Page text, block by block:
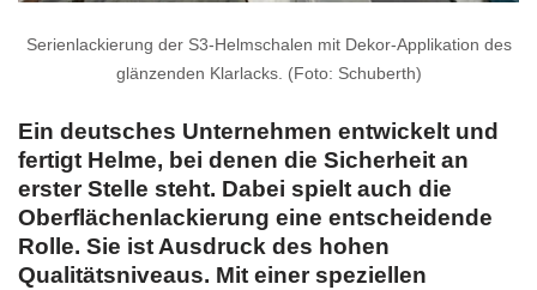
Serienlackierung der S3-Helmschalen mit Dekor-Applikation des
glänzenden Klarlacks. (Foto: Schuberth)
Ein deutsches Unternehmen entwickelt und
fertigt Helme, bei denen die Sicherheit an
erster Stelle steht. Dabei spielt auch die
Oberflächenlackierung eine entscheidende
Rolle. Sie ist Ausdruck des hohen
Qualitätsniveaus. Mit einer speziellen